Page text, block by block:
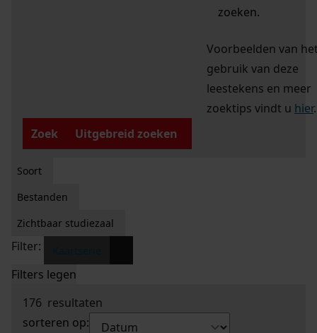
zoeken.
Voorbeelden van
gebruik van deze
leestekens en meer
zoektips vindt u hier.
Zoek
Uitgebreid zoeken
Soort
Bestanden
Zichtbaar studiezaal
Filter:
Filters legen
176 resultaten
sorteren op: